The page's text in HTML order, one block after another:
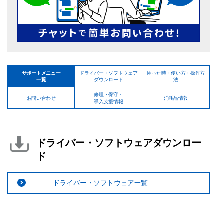
サポートメニュー
一覧
ドライバー・ソフトウェア
ダウンロード
困った時・使い方・操作方
法
お問い合わせ
修理・保守・
導入支援情報
消耗品情報
ドライバー・ソフトウェアダウンロー
ド
ドライバー・ソフトウェア一覧